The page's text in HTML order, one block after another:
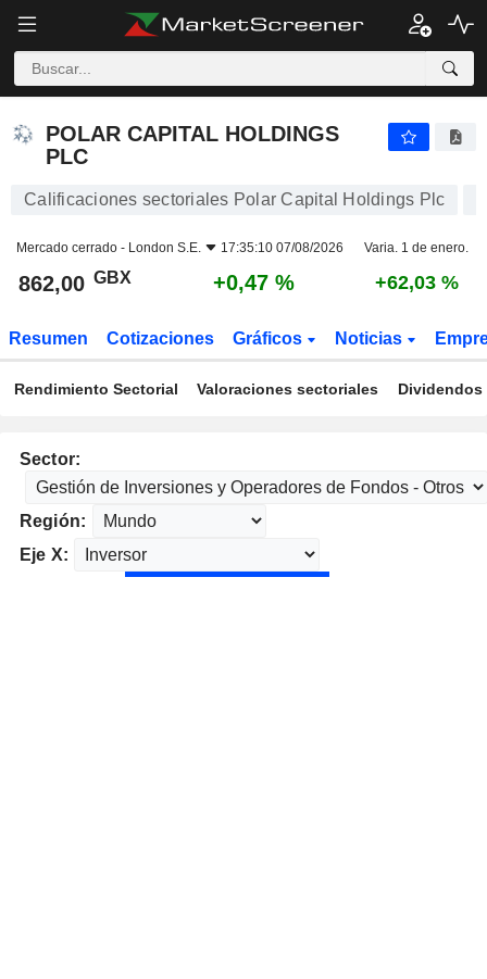
POLAR CAPITAL HOLDINGS
PLC
Calificaciones sectoriales Polar Capital Holdings Plc
Mercado cerrado - London S.E. 17:35:10 07/08/2026 Varia. 1 de enero.
862,00 GBX +0,47 % +62,03 %
Resumen Cotizaciones Gráficos Noticias
Rendimiento Sectorial Valoraciones sectoriales
Sector:
Región:
Eje X: